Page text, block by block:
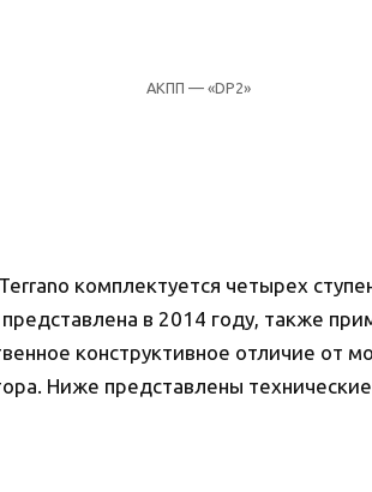
АКПП — «DP2»
комплектуется четырех
в 2014 году, также
конструктивное отличие от
Ниже представлены